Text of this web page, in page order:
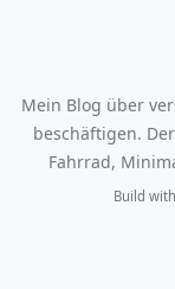
Mein Blog über
beschäftigen.
Fahrrad,
Build